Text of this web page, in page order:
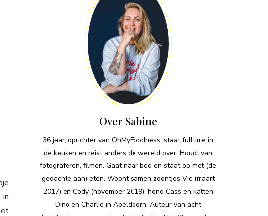
in
Over Sabine
36 jaar, oprichter van OhMyFoodness, staat fulltime in
de keuken en reist anders de wereld over. Houdt van
fotograferen, filmen. Gaat naar bed en staat op met (de
gedachte aan) eten. Woont samen zoontjes Vic (maart
2017) en Cody (november 2019), hond Cass en katten
Dino en Charlie in Apeldoorn. Auteur van acht